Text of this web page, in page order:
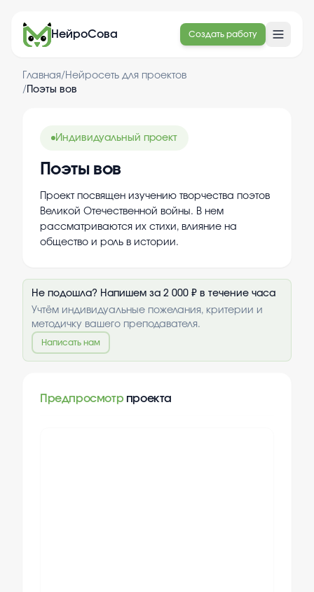
НейроСова Создать работу
Главная/ Нейросеть для проектов
/ Поэты вов
Индивидуальный проект
Поэты вов
Проект посвящен изучению творчества поэтов
Великой Отечественной войны. В нем
рассматриваются их стихи, влияние на
общество и роль в истории.
Не подошла? Напишем за 2 000 ₽ в течение часа
Учтём индивидуальные пожелания, критерии и
методичку вашего преподавателя.
Написать нам
Предпросмотр проекта